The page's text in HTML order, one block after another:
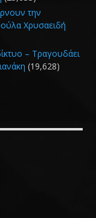
την
Χρυσαειδή
– Τραγουδάει
(19,628)